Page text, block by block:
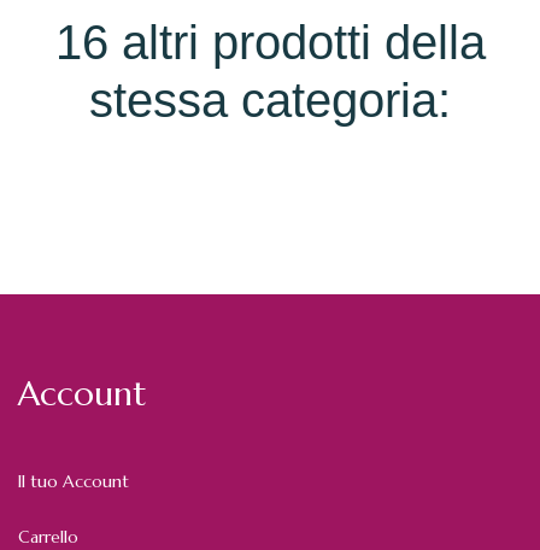
16 altri prodotti della
stessa categoria:
Account
Il tuo Account
Carrello